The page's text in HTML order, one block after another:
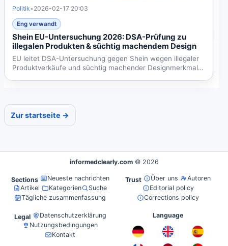
Politik• 2026-02-17 20:03
Eng verwandt
Shein EU-Untersuchung 2026: DSA-Prüfung zu
illegalen Produkten & süchtig machendem Design
EU leitet DSA-Untersuchung gegen Shein wegen illegaler
Produktverkäufe und süchtig machender Designmerkmale
Zur startseite →
informedclearly.com © 2026
Sections
Neueste nachrichten
Artikel
Kategorien
Suche
Tägliche zusammenfassung
Trust Über uns
Autoren
Editorial policy
Corrections policy
Legal
Datenschutzerklärung
Nutzungsbedingungen
Kontakt
Language